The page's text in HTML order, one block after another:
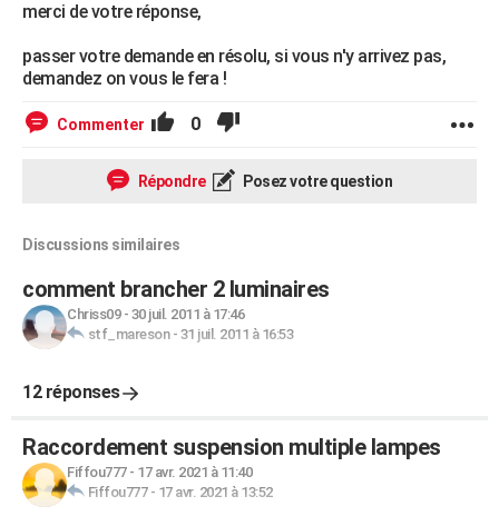
merci de votre réponse,
passer votre demande en résolu, si vous n'y arrivez pas,
demandez on vous le fera !
Commenter 0
Répondre Posez votre question
Discussions similaires
comment brancher 2 luminaires
Chriss09- 30 juil. 2011 à 17:46
stf_mareson- 31 juil. 2011 à 16:53
12 réponses
Raccordement suspension multiple lampes
Fiffou777- 17 avr. 2021 à 11:40
Fiffou777- 17 avr. 2021 à 13:52